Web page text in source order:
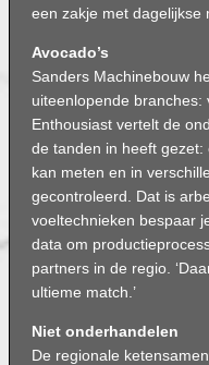
een zakje met dagelijkse
Avocado’s
Sanders Machinebouw
uiteenlopende
Enthousiast vertelt de
de tanden in heeft
kan meten en in
gecontroleerd. Dat is
voeltechnieken bespaar
data om
partners in de regio.
ultieme match.’
Niet onderhandelen
De regionale